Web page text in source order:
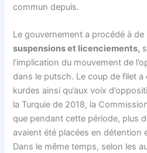
commun depuis.
Le gouvernement a procédé à
suspensions et licenciements,
l’implication du mouvement de
dans le putsch. Le coup de filet
kurdes ainsi qu’aux voix
la Turquie de 2018, la
que pendant cette période, plus
avaient été placées en détention
Dans le même temps, selon les